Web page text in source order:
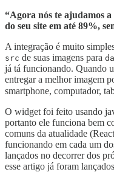
“Agora nós te ajudamos
do seu site em até 89%,
A integração é muito
src de suas imagens para
já tá funcionando. Quando
entregar a melhor imagem
smartphone, computador,
O widget foi feito usando
portanto ele funciona bem
comuns da atualidade
funcionando em cada um
lançados no decorrer dos
esse artigo já foram